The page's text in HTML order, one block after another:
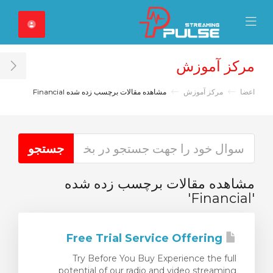
Mobile Menu
Close Mobile
مرکز آموزش
اعضا مرکز آموزش مشاهده مقالات برچسب زده شده Financial
مشاهده مقالات برچسب زده شده
'Financial'
Try Before You Buy Experience the full
potential of our radio and video streaming